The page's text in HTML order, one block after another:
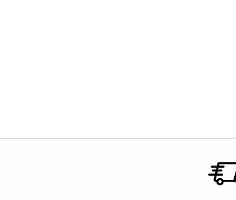
Bu LED aydınlatma ürünü, özellikle ofisler,
mekanlarınıza ferah bir atmosfer katarken,
olmasına rağmen yüksek ışık akışı sunması
Uzun kullanım ömrü ile 20,000 saat boyunca